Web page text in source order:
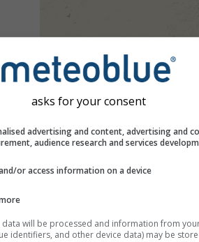
asks for your consent
advertising and content, advertising and
audience research and services
or access information on a device
will be processed and information from
identifiers, and other device data) may be